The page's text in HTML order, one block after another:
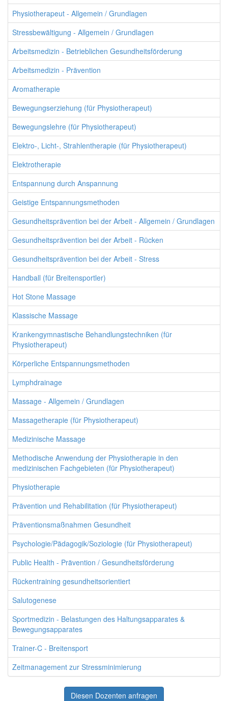
Physiotherapeut - Allgemein / Grundlagen
Stressbewältigung - Allgemein / Grundlagen
Arbeitsmedizin - Betrieblichen Gesundheitsförderung
Arbeitsmedizin - Prävention
Aromatherapie
Bewegungserziehung (für Physiotherapeut)
Bewegungslehre (für Physiotherapeut)
Elektro-, Licht-, Strahlentherapie (für Physiotherapeut)
Elektrotherapie
Entspannung durch Anspannung
Geistige Entspannungsmethoden
Gesundheitsprävention bei der Arbeit - Allgemein / Grundlagen
Gesundheitsprävention bei der Arbeit - Rücken
Gesundheitsprävention bei der Arbeit - Stress
Handball (für Breitensportler)
Hot Stone Massage
Klassische Massage
Krankengymnastische Behandlungstechniken (für
Physiotherapeut)
Körperliche Entspannungsmethoden
Lymphdrainage
Massage - Allgemein / Grundlagen
Massagetherapie (für Physiotherapeut)
Medizinische Massage
Methodische Anwendung der Physiotherapie in den
medizinischen Fachgebieten (für Physiotherapeut)
Physiotherapie
Prävention und Rehabilitation (für Physiotherapeut)
Präventionsmaßnahmen Gesundheit
Psychologie/Pädagogik/Soziologie (für Physiotherapeut)
Public Health - Prävention / Gesundheitsförderung
Rückentraining gesundheitsorientiert
Salutogenese
Sportmedizin - Belastungen des Haltungsapparates &
Bewegungsapparates
Trainer-C - Breitensport
Zeitmanagement zur Stressminimierung
Diesen Dozenten anfragen